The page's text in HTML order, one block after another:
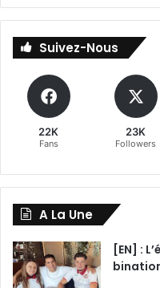
Suivez-Nous
22K
Fans
23K
Followers
A La Une
[EN] :